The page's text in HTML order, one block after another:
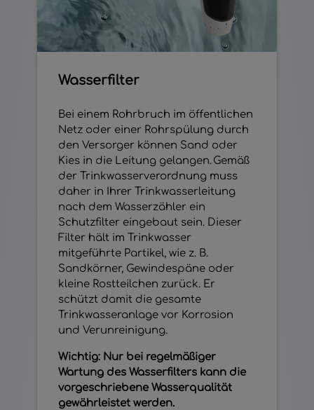
Wasserfilter
Bei einem Rohrbruch im öffentlichen
Netz oder einer Rohrspülung durch
den Versorger können Sand oder
Kies in die Leitung gelangen. Gemäß
der Trinkwasserverordnung muss
daher in Ihrer Trinkwasserleitung
nach dem Wasserzähler ein
Schutzfilter eingebaut sein. Dieser
Filter hält im Trinkwasser
mitgeführte Partikel, wie z. B.
Sandkörner, Gewindespäne oder
kleine Rostteilchen zurück. Er
schützt damit die gesamte
Trinkwasseranlage vor Korrosion
und Verunreinigung.
Wichtig: Nur bei regelmäßiger
Wartung des Wasserfilters kann die
vorgeschriebene Wasserqualität
gewährleistet werden.